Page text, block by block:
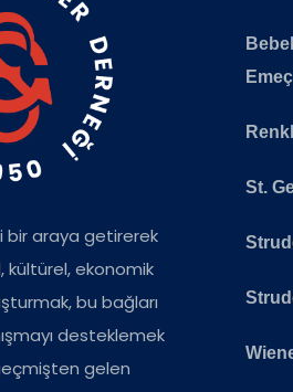
bir araya getirerek
kültürel, ekonomik
bu bağları
desteklemek
gelen
St.